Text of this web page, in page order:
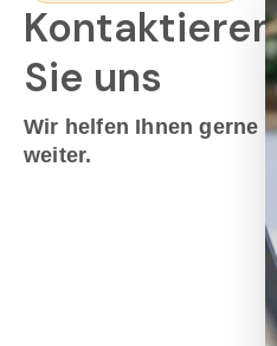
Kontaktieren
Sie uns
Wir helfen Ihnen gerne
weiter.